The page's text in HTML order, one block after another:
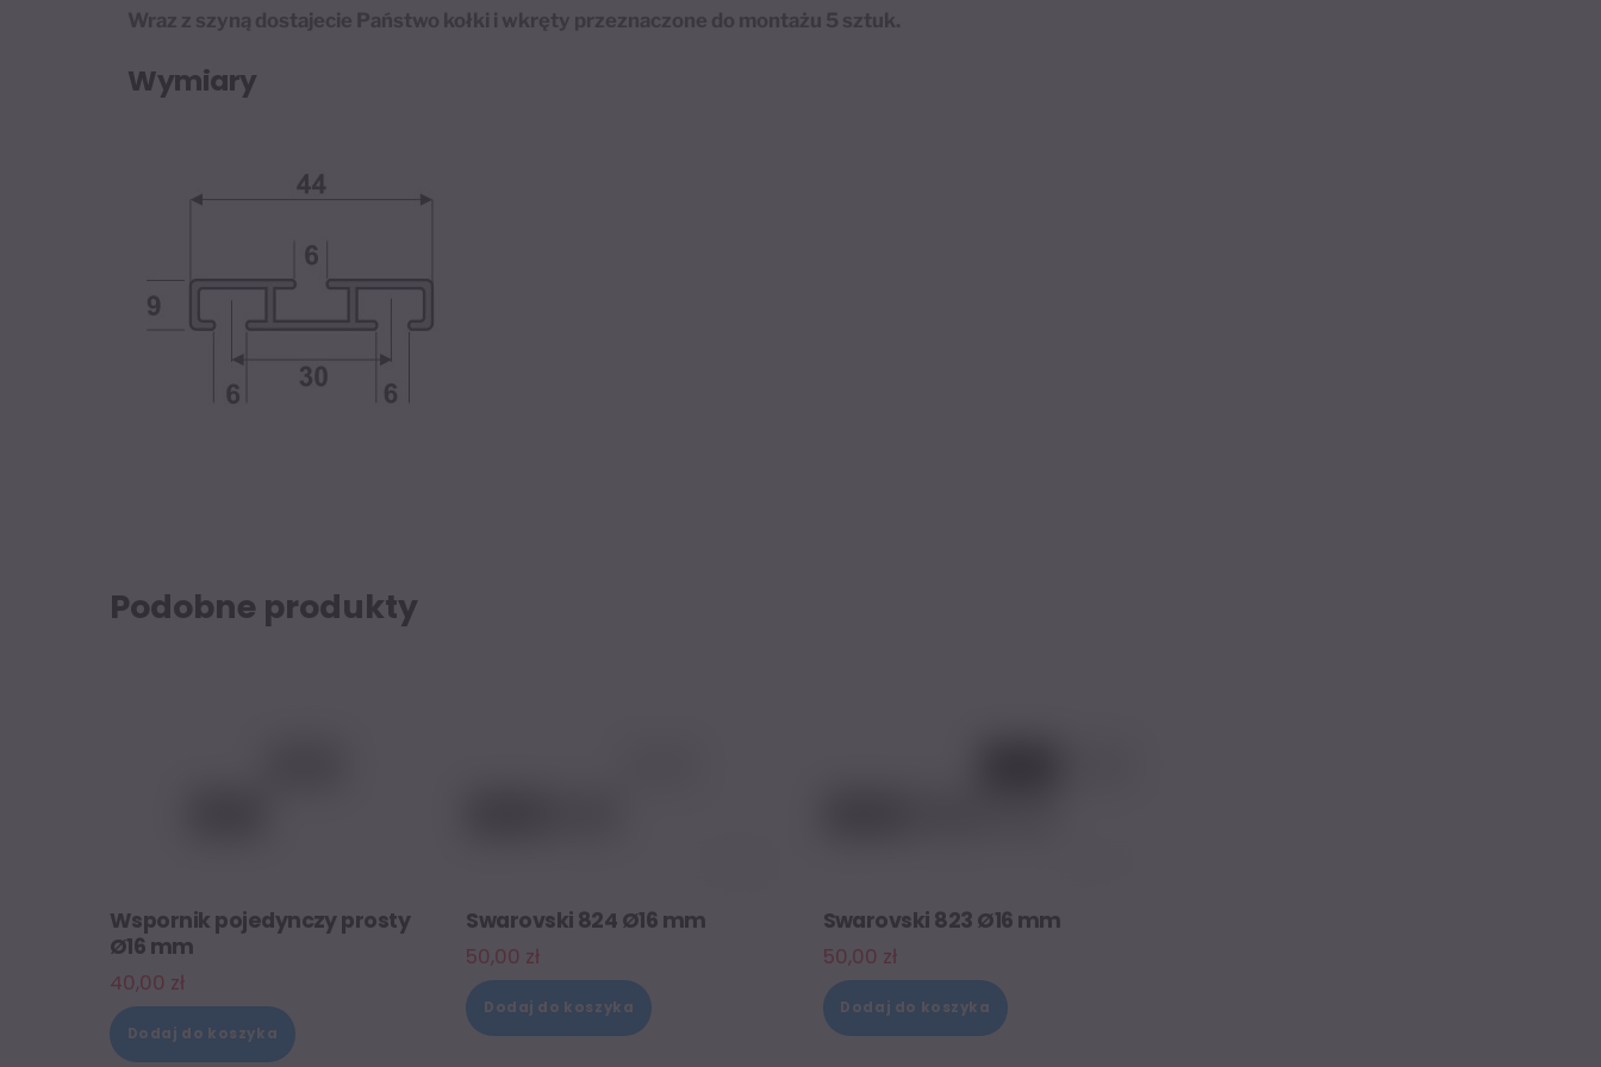
Wraz z szyną dostajecie Państwo kołki i wkręty przeznaczone do montażu 5 sztuk.
Wymiary
Podobne produkty
Wspornik pojedynczy prosty
Ø16 mm
40,00 zł
Dodaj do koszyka
Swarovski 824 Ø16 mm
50,00 zł
Dodaj do koszyka
Swarovski 823 Ø16 mm
50,00 zł
Dodaj do koszyka